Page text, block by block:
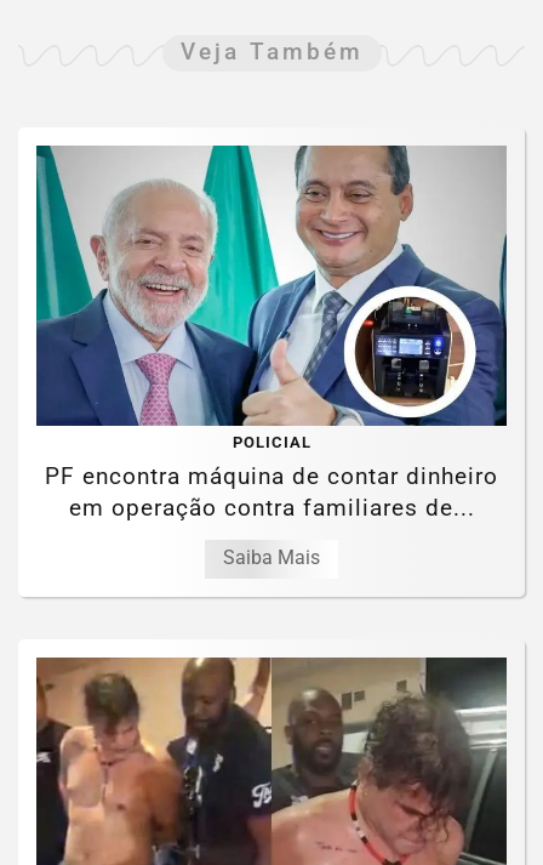
Veja Também
POLICIAL
PF encontra máquina de contar dinheiro
em operação contra familiares de...
Saiba Mais